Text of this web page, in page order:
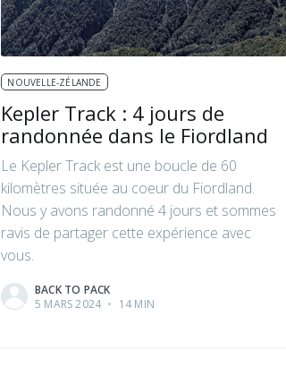
NOUVELLE-ZÉLANDE
Kepler Track : 4 jours de
randonnée dans le Fiordland
Le Kepler Track est une boucle de 60
kilomètres située au coeur du Fiordland.
Nous y avons randonné 4 jours et sommes
ravis de partager cette expérience avec
vous.
BACK TO PACK
5 MARS 2024 • 14 MIN